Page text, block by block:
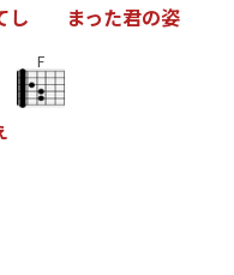
し まった君の姿
F